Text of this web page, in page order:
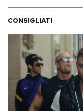
CONSIGLIATI